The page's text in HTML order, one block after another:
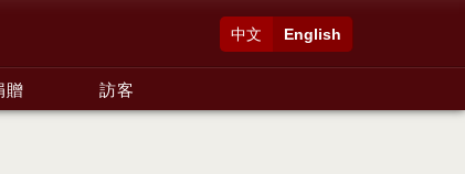
English
中文
贈 訪客